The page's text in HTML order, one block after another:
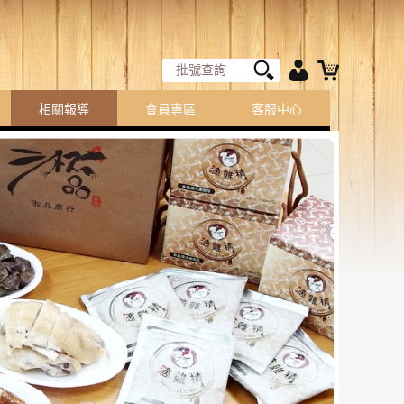
相關報導 會員專區 客服中心